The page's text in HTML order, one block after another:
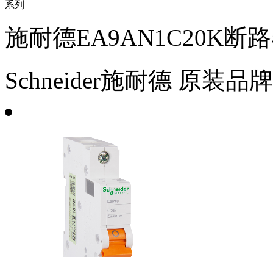
施耐德EA9AN1C20K断
Schneider施耐德 原装品